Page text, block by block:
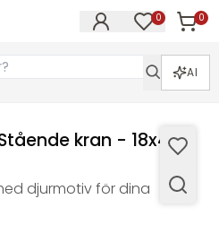
0 0
AI
kran - 18x40
djurmotiv för dina